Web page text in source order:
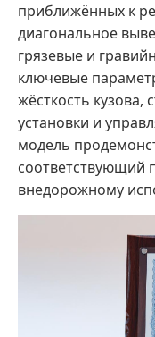
приближённых к
диагональное
грязевые и
ключевые
жёсткость кузова,
установки и
модель
соответствующий
внедорожному